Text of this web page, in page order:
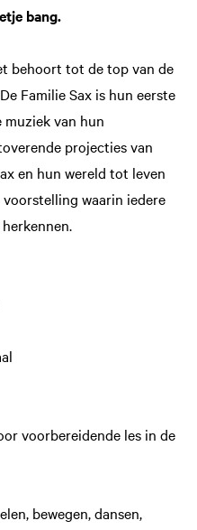
bang.
behoort tot de top van de
Familie Sax is hun eerste
van hun
projecties van
en hun wereld tot leven
voorstelling waarin iedere
voorbereidende les in de
bewegen, dansen,